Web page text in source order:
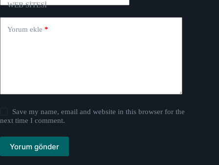
WEB SİTESİ
Yorum ekle *
Save my name, email and website in this browser for the
next time I comment.
Yorum gönder